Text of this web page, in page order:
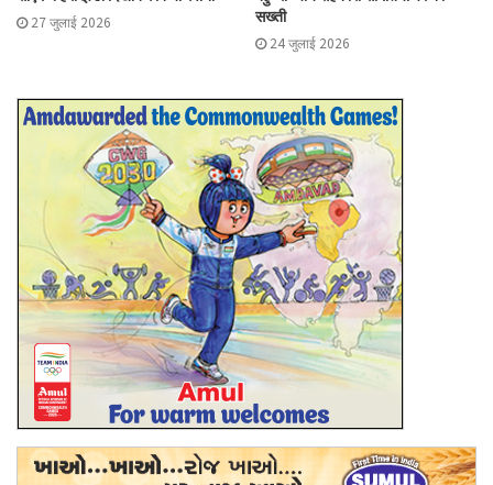
27 जुलाई 2026
सख्ती
24 जुलाई 2026